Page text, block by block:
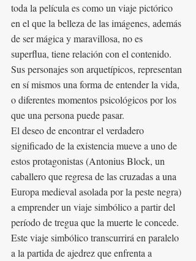
toda la película es como un viaje pictórico
en el que la belleza de las imágenes, además
de ser mágica y maravillosa, no es
superflua, tiene relación con el contenido.
Sus personajes son arquetípicos, representan
en sí mismos una forma de entender la vida,
o diferentes momentos psicológicos por los
que una persona puede pasar.
El deseo de encontrar el verdadero
significado de la existencia mueve a uno de
estos protagonistas (Antonius Block, un
caballero que regresa de las cruzadas a una
Europa medieval asolada por la peste negra)
a emprender un viaje simbólico a partir del
período de tregua que la muerte le concede.
Este viaje simbólico transcurrirá en paralelo
a la partida de ajedrez que enfrenta a